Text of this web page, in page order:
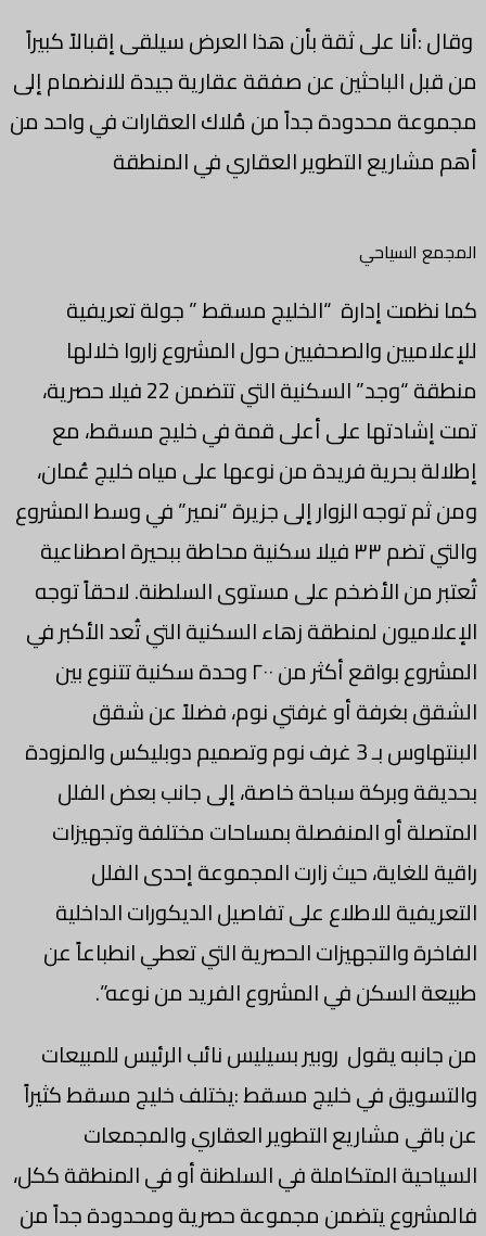
وقال :أنا على ثقة بأن هذا العرض سيلقى إقبالاً كبيراً
من قبل الباحثين عن صفقة عقارية جيدة للانضمام إلى
مجموعة محدودة جداً من مُلاك العقارات في واحد من
أهم مشاريع التطوير العقاري في المنطقة
المجمع السياحي
كما نظمت إدارة “الخليج مسقط ” جولة تعريفية
للإعلاميين والصحفيين حول المشروع زاروا خلالها
منطقة “وجد” السكنية التي تتضمن 22 فيلا حصرية،
تمت إشادتها على أعلى قمة في خليج مسقط، مع
إطلالة بحرية فريدة من نوعها على مياه خليج عُمان،
ومن ثم توجه الزوار إلى جزيرة “نمير” في وسط المشروع
والتي تضم ٣٣ فيلا سكنية محاطة ببحيرة اصطناعية
تُعتبر من الأضخم على مستوى السلطنة. لاحقاً توجه
الإعلاميون لمنطقة زهاء السكنية التي تُعد الأكبر في
المشروع بواقع أكثر من ٢٠٠ وحدة سكنية تتنوع بين
الشقق بغرفة أو غرفتي نوم، فضلاً عن شقق
البنتهاوس بـ 3 غرف نوم وتصميم دوبليكس والمزودة
بحديقة وبركة سباحة خاصة، إلى جانب بعض الفلل
المتصلة أو المنفصلة بمساحات مختلفة وتجهيزات
راقية للغاية، حيث زارت المجموعة إحدى الفلل
التعريفية للاطلاع على تفاصيل الديكورات الداخلية
الفاخرة والتجهيزات الحصرية التي تعطي انطباعاً عن
طبيعة السكن في المشروع الفريد من نوعه”.
من جانبه يقول روبير بسيليس نائب الرئيس للمبيعات
والتسويق في خليج مسقط :يختلف خليج مسقط كثيراً
عن باقي مشاريع التطوير العقاري والمجمعات
السياحية المتكاملة في السلطنة أو في المنطقة ككل،
فالمشروع يتضمن مجموعة حصرية ومحدودة جداً من